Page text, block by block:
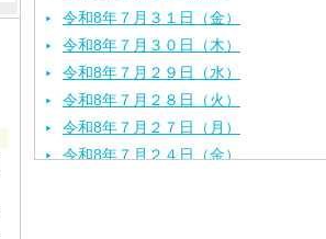
令和8年７月３１日（金）
令和8年７月３０日（木）
令和8年７月２９日（水）
令和8年７月２８日（火）
令和8年７月２７日（月）
令和8年７月２４日（金）